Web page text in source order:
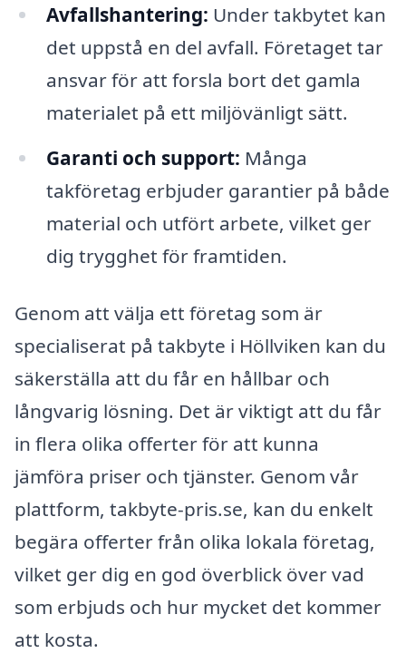
Avfallshantering: Under takbytet kan
det uppstå en del avfall. Företaget tar
ansvar för att forsla bort det gamla
materialet på ett miljövänligt sätt.
Garanti och support: Många
takföretag erbjuder garantier på både
material och utfört arbete, vilket ger
dig trygghet för framtiden.
Genom att välja ett företag som är
specialiserat på takbyte i Höllviken kan du
säkerställa att du får en hållbar och
långvarig lösning. Det är viktigt att du får
in flera olika offerter för att kunna
jämföra priser och tjänster. Genom vår
plattform, takbyte-pris.se, kan du enkelt
begära offerter från olika lokala företag,
vilket ger dig en god överblick över vad
som erbjuds och hur mycket det kommer
att kosta.